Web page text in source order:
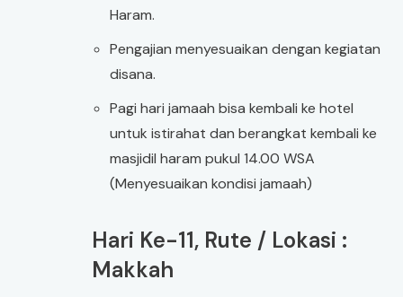
Haram.
Pengajian menyesuaikan dengan kegiatan
disana.
Pagi hari jamaah bisa kembali ke hotel
untuk istirahat dan berangkat kembali ke
masjidil haram pukul 14.00 WSA
(Menyesuaikan kondisi jamaah)
Hari Ke-11, Rute / Lokasi :
Makkah